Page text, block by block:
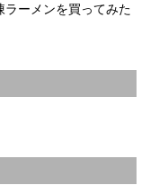
ラーメンを買ってみた